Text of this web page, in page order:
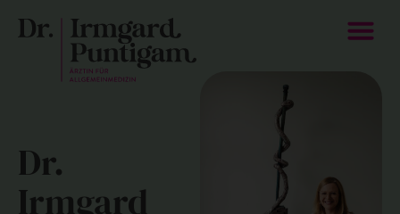
Dr.
Irmgard